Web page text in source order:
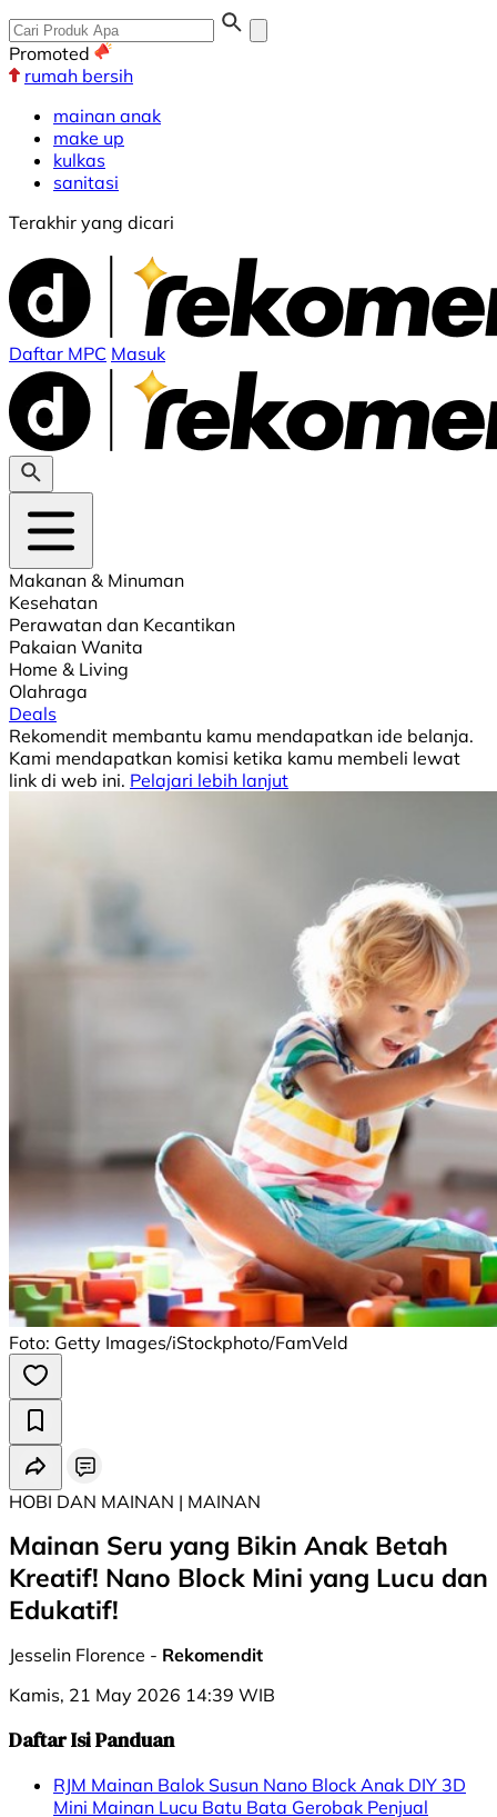
Promoted
rumah bersih
mainan anak
make up
kulkas
sanitasi
Terakhir yang dicari
Daftar MPC Masuk
Makanan & Minuman
Kesehatan
Perawatan dan Kecantikan
Pakaian Wanita
Home & Living
Olahraga
Deals
Rekomendit membantu kamu mendapatkan ide belanja.
Kami mendapatkan komisi ketika kamu membeli lewat
link di web ini. Pelajari lebih lanjut
Foto: Getty Images/iStockphoto/FamVeld
HOBI DAN MAINAN | MAINAN
Mainan Seru yang Bikin Anak Betah
Kreatif! Nano Block Mini yang Lucu dan
Edukatif!
Jesselin Florence - Rekomendit
Kamis, 21 May 2026 14:39 WIB
Daftar Isi Panduan
RJM Mainan Balok Susun Nano Block Anak DIY 3D
Mini Mainan Lucu Batu Bata Gerobak Penjual